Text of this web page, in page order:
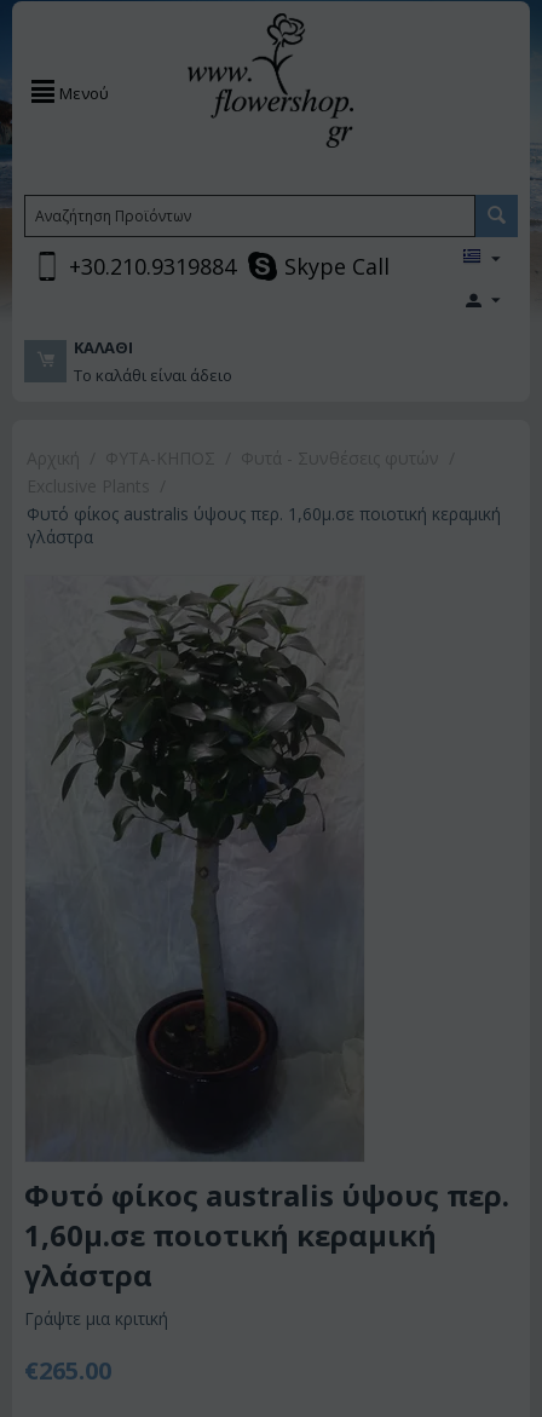
Μενού
+30.210.9319884 Skype Call
ΚΑΛΆΘΙ
Το καλάθι είναι άδειο
Φυτό φίκος australis ύψους περ. 1,60μ.σε ποιοτική κεραμική
γλάστρα
Φυτό φίκος australis ύψους περ.
1,60μ.σε ποιοτική κεραμική
γλάστρα
Γράψτε μια κριτική
€265.00